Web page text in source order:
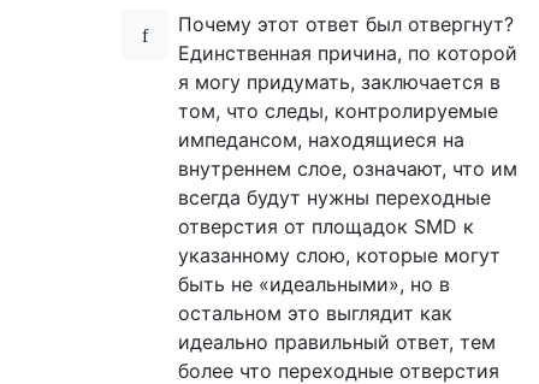
Почему этот ответ был отвергнут?
Единственная причина, по которой
я могу придумать, заключается в
том, что следы, контролируемые
импедансом, находящиеся на
внутреннем слое, означают, что им
всегда будут нужны переходные
отверстия от площадок SMD к
указанному слою, которые могут
быть не «идеальными», но в
остальном это выглядит как
идеально правильный ответ, тем
более что переходные отверстия